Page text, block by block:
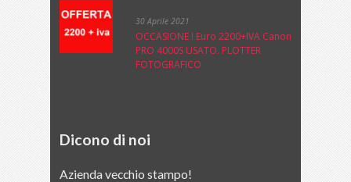
30 Aprile 2021
OCCASIONE ! Euro 2200+IVA Canon
PRO 4000S USATO. PLOTTER
FOTOGRAFICO
Dicono di noi
Azienda vecchio stampo!